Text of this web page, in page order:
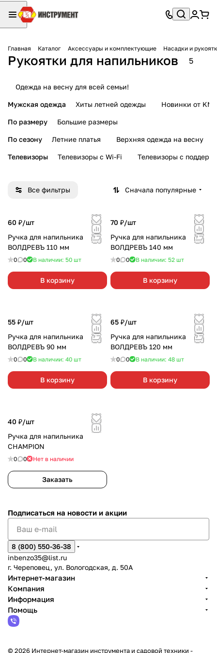
Главная Каталог Аксессуары и комплектующие Насадки и
Рукоятки для напильников 5
Одежда на весну для всей семьи!
Мужская одежда Хиты летней одежды Новинки от KMI
По размеру Большие размеры
По сезону Летние платья Верхняя одежда на весну
Телевизоры Телевизоры с Wi-Fi Телевизоры с
Все фильтры Сначала популярные
60 ₽/шт
Ручка для напильника
ВОЛДРЕВЪ 110 мм
0 0 В наличии: 50 шт
В корзину
70 ₽/шт
Ручка для напильника
ВОЛДРЕВЪ 140 мм
0 0 В наличии: 52 шт
В корзину
55 ₽/шт
Ручка для напильника
ВОЛДРЕВЪ 90 мм
0 0 В наличии: 40 шт
В корзину
65 ₽/шт
Ручка для напильника
ВОЛДРЕВЪ 120 мм
0 0 В наличии: 48 шт
В корзину
40 ₽/шт
Ручка для напильника
CHAMPION
0 0 Нет в наличии
Заказать
Подписаться на новости и акции
8 (800) 550-36-38
inbenzo35@list.ru
г. Череповец, ул. Вологодская, д. 50А
Интернет-магазин
Компания
Информация
Помощь
© 2026 Интернет-магазин инструмента и садовой техники -